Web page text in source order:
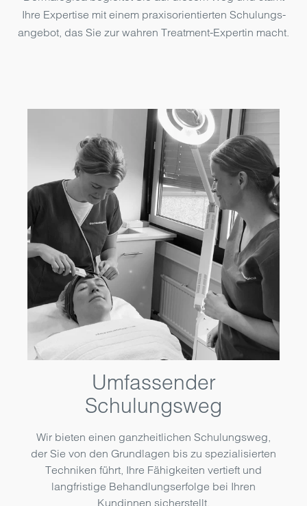
Ihre Expertise mit einem praxis­orientierten Schulungs­
angebot, das Sie zur wahren Treatment-Expertin macht.
Umfassender
Schulungsweg
Wir bieten einen ganzheitlichen Schulungsweg,
der Sie von den Grundlagen bis zu spezialisierten
Techniken führt, Ihre Fähigkeiten vertieft und
langfristige Behandlungserfolge bei Ihren
Kundinnen sicherstellt.